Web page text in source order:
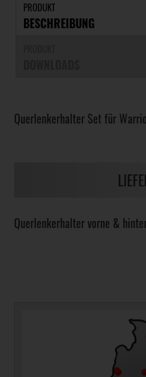
PRODUKT
BESCHREIBUNG
Querlenkerhalter Set für
Querlenkerhalter vorne &